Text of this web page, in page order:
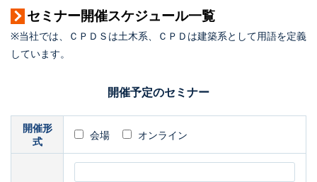
セミナー開催スケジュール一覧
※当社では、ＣＰＤＳは土木系、ＣＰＤは建築系として用語を定義
しています。
開催予定のセミナー
開催形
式
会場 オンライン